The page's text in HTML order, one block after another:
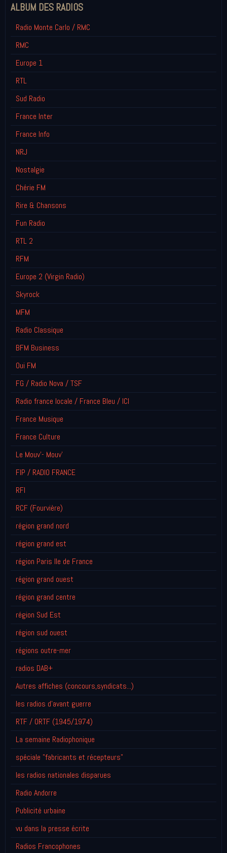
ALBUM DES RADIOS
Radio Monte Carlo / RMC
RMC
Europe 1
RTL
Sud Radio
France Inter
France Info
NRJ
Nostalgie
Chérie FM
Rire & Chansons
Fun Radio
RTL 2
RFM
Europe 2 (Virgin Radio)
Skyrock
MFM
Radio Classique
BFM Business
Oui FM
FG / Radio Nova / TSF
Radio france locale / France Bleu / ICI
France Musique
France Culture
Le Mouv'- Mouv'
FIP / RADIO FRANCE
RFI
RCF (Fourvière)
région grand nord
région grand est
région Paris Ile de France
région grand ouest
région grand centre
région Sud Est
région sud ouest
régions outre-mer
radios DAB+
Autres affiches (concours,syndicats...)
les radios d'avant guerre
RTF / ORTF (1945/1974)
La semaine Radiophonique
spéciale "fabricants et récepteurs"
les radios nationales disparues
Radio Andorre
Publicité urbaine
vu dans la presse écrite
Radios Francophones